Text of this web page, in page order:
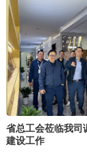
省总工会莅临我司
建设工作